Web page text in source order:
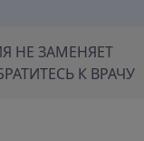
НЕ ЗАМЕНЯЕТ
К ВРАЧУ